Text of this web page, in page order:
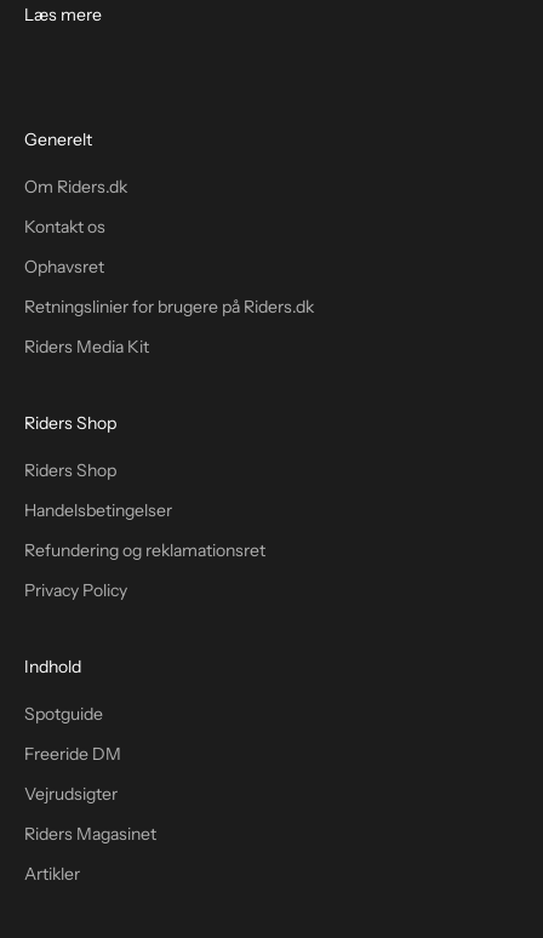
Læs mere
Generelt
Om Riders.dk
Kontakt os
Ophavsret
Retningslinier for brugere på Riders.dk
Riders Media Kit
Riders Shop
Riders Shop
Handelsbetingelser
Refundering og reklamationsret
Privacy Policy
Indhold
Spotguide
Freeride DM
Vejrudsigter
Riders Magasinet
Artikler